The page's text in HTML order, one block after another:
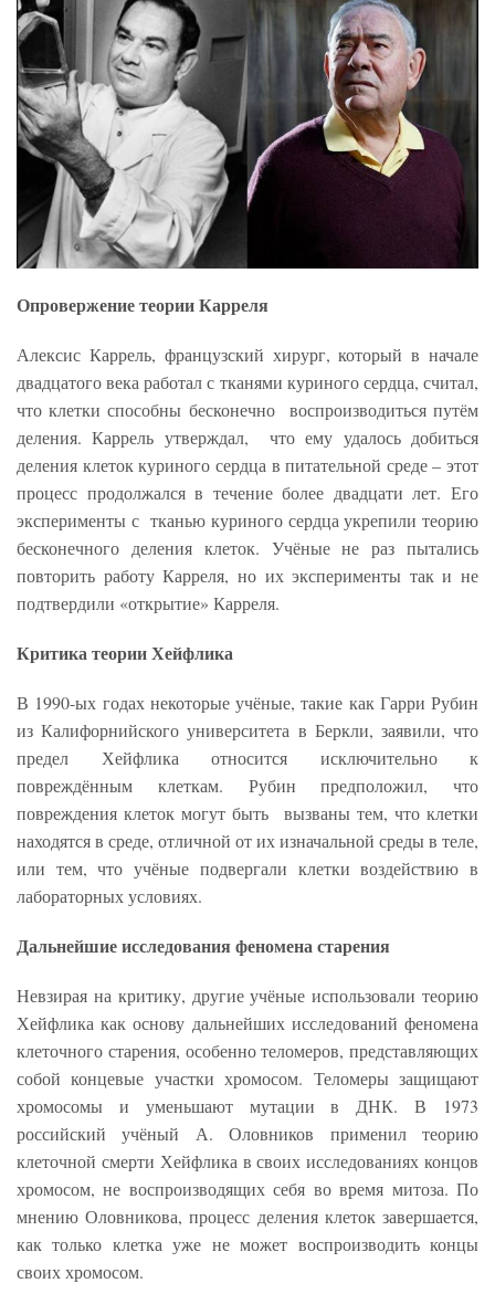
Опровержение теории Карреля
Алексис Каррель, французский хирург, который в начале
двадцатого века работал с тканями куриного сердца, считал,
что клетки способны бесконечно воспроизводиться путём
деления. Каррель утверждал, что ему удалось добиться
деления клеток куриного сердца в питательной среде – этот
процесс продолжался в течение более двадцати лет. Его
эксперименты с тканью куриного сердца укрепили теорию
бесконечного деления клеток. Учёные не раз пытались
повторить работу Карреля, но их эксперименты так и не
подтвердили «открытие» Карреля.
Критика теории Хейфлика
В 1990-ых годах некоторые учёные, такие как Гарри Рубин
из Калифорнийского университета в Беркли, заявили, что
предел Хейфлика относится исключительно к
повреждённым клеткам. Рубин предположил, что
повреждения клеток могут быть вызваны тем, что клетки
находятся в среде, отличной от их изначальной среды в теле,
или тем, что учёные подвергали клетки воздействию в
лабораторных условиях.
Дальнейшие исследования феномена старения
Невзирая на критику, другие учёные использовали теорию
Хейфлика как основу дальнейших исследований феномена
клеточного старения, особенно теломеров, представляющих
собой концевые участки хромосом. Теломеры защищают
хромосомы и уменьшают мутации в ДНК. В 1973
российский учёный А. Оловников применил теорию
клеточной смерти Хейфлика в своих исследованиях концов
хромосом, не воспроизводящих себя во время митоза. По
мнению Оловникова, процесс деления клеток завершается,
как только клетка уже не может воспроизводить концы
своих хромосом.